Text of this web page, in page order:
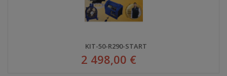
KIT-50-R290-START
2 498,00 €